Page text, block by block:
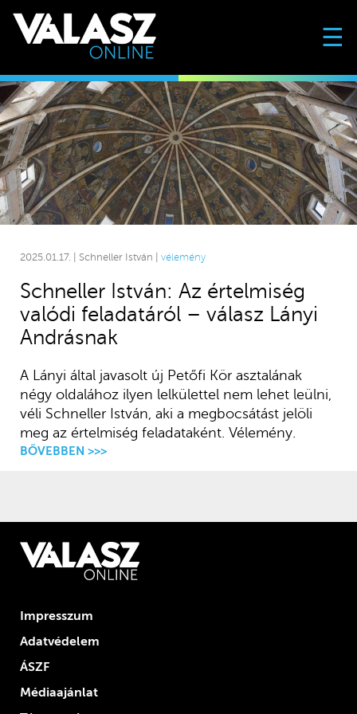
☰
2025.01.17. | Schneller István | vélemény
Schneller István: Az értelmiség
valódi feladatáról – válasz Lányi
Andrásnak
A Lányi által javasolt új Petőfi Kör asztalának
négy oldalához ilyen lelkülettel nem lehet leülni,
véli Schneller István, aki a megbocsátást jelöli
meg az értelmiség feladataként. Vélemény.
BŐVEBBEN >>>
Impresszum
Adatvédelem
ÁSZF
Médiaajánlat